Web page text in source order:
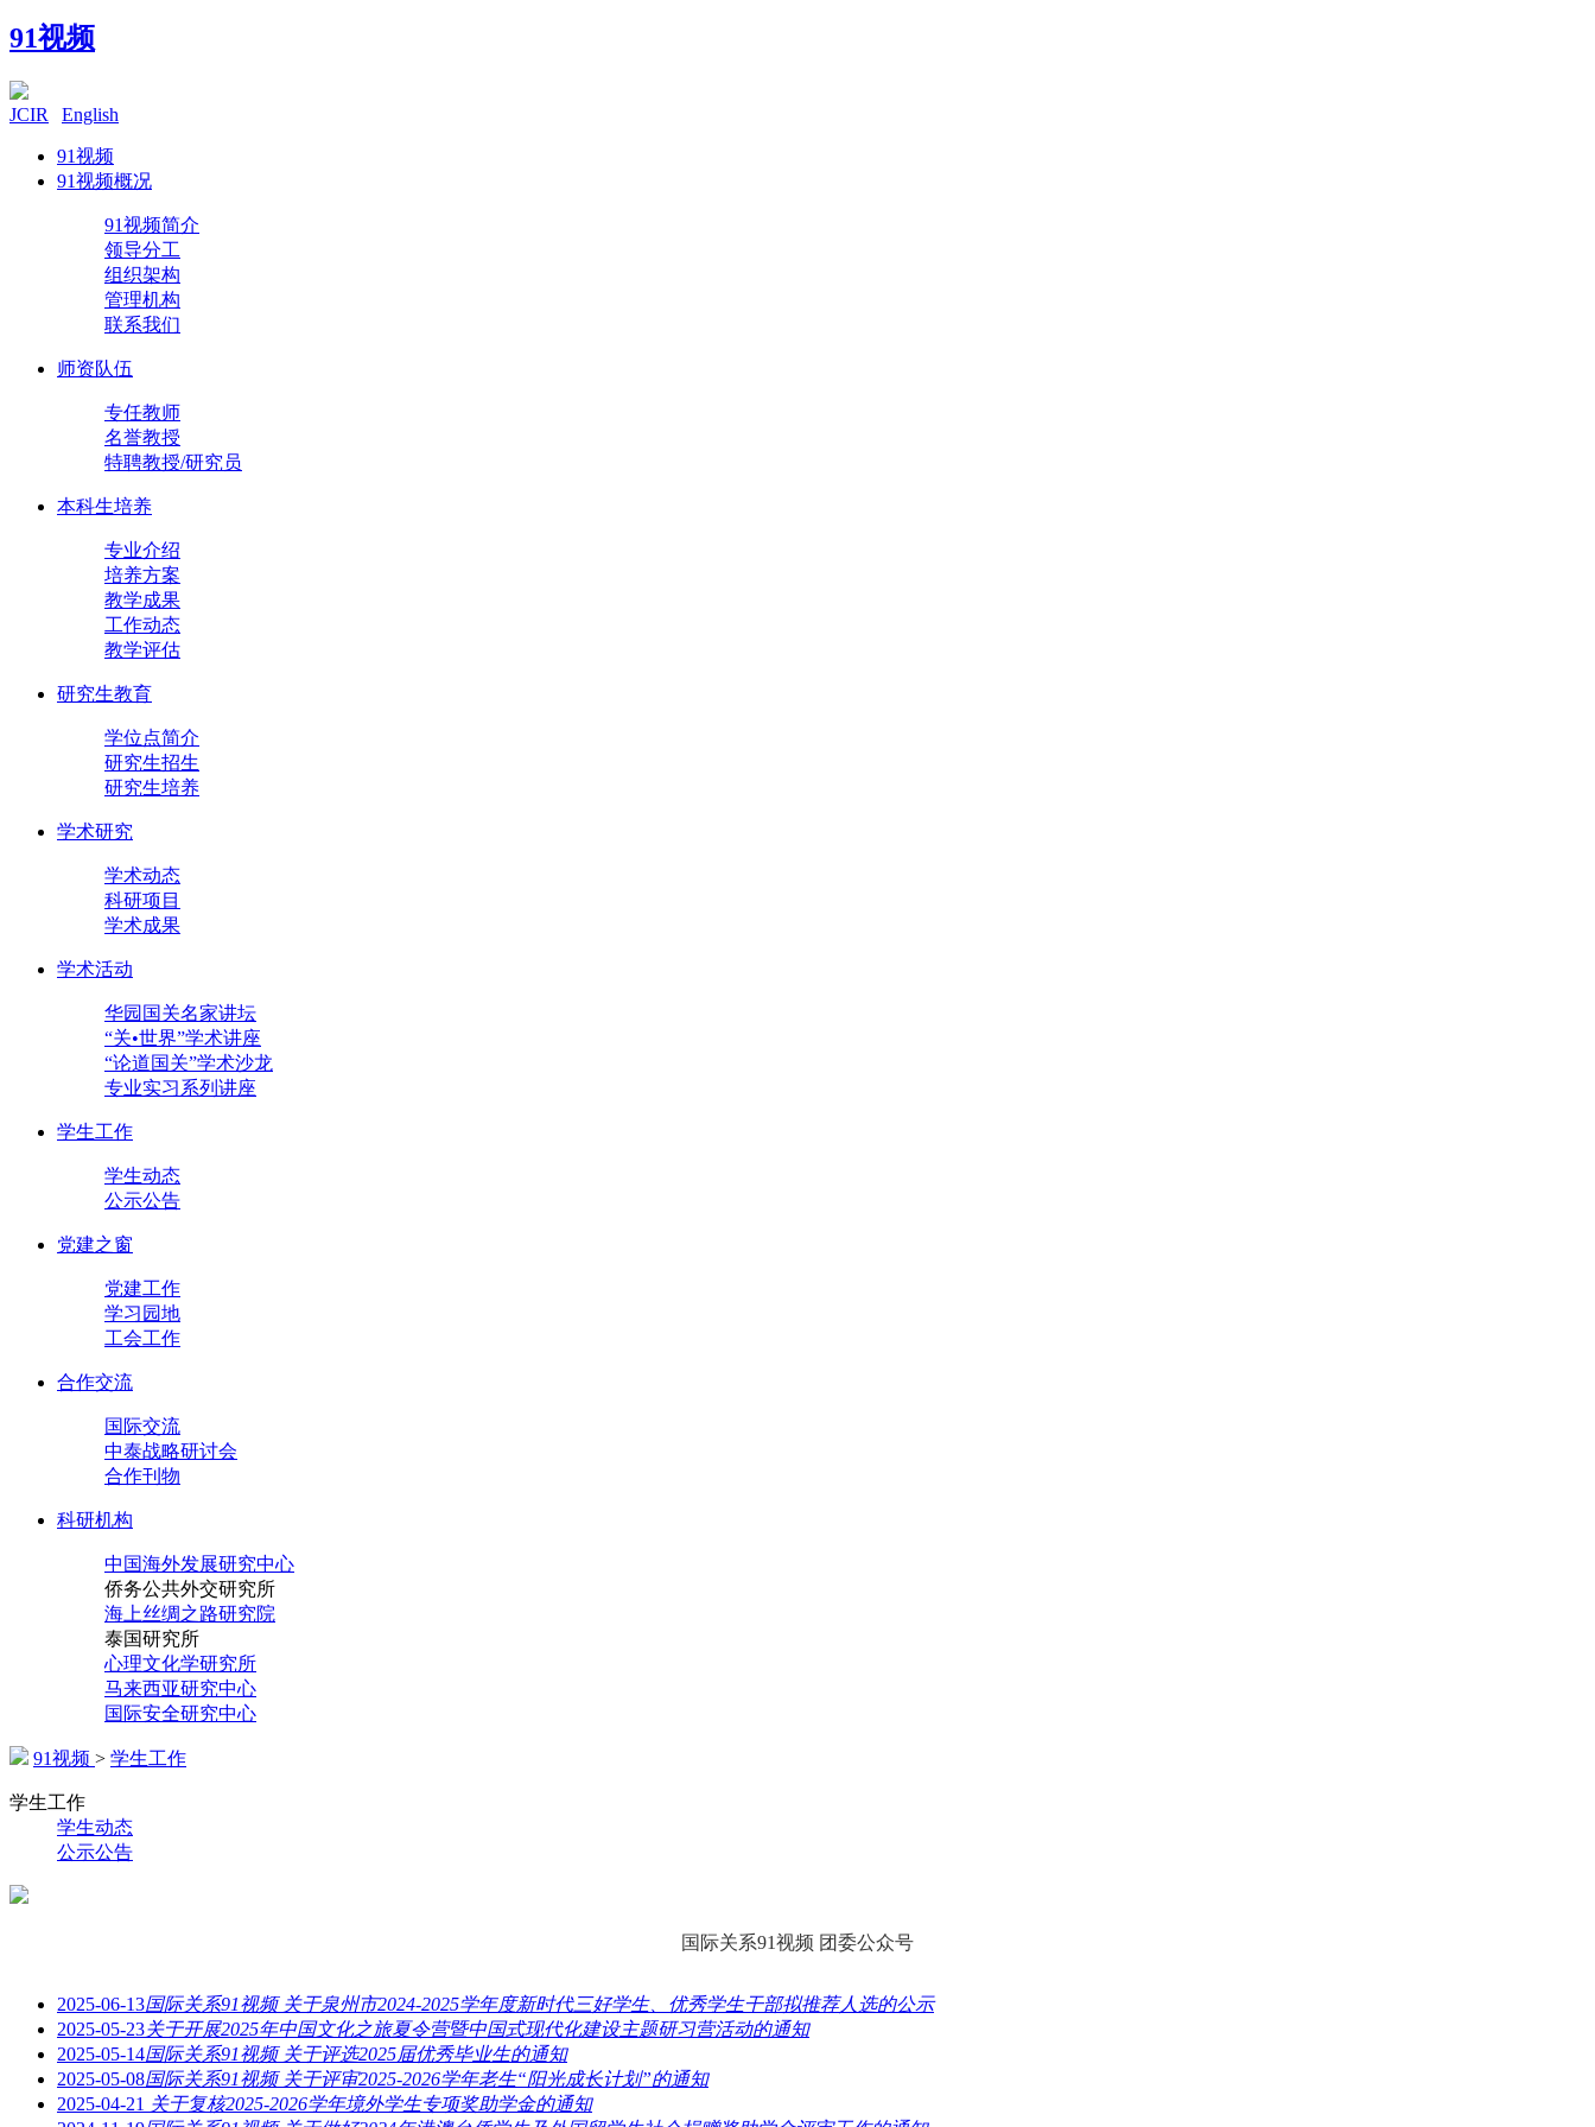
91视频
JCIR English
91视频
91视频概况
91视频简介
领导分工
组织架构
管理机构
联系我们
师资队伍
专任教师
名誉教授
特聘教授/研究员
本科生培养
专业介绍
培养方案
教学成果
工作动态
教学评估
研究生教育
学位点简介
研究生招生
研究生培养
学术研究
学术动态
科研项目
学术成果
学术活动
华园国关名家讲坛
“关•世界”学术讲座
“论道国关”学术沙龙
专业实习系列讲座
学生工作
学生动态
公示公告
党建之窗
党建工作
学习园地
工会工作
合作交流
国际交流
中泰战略研讨会
合作刊物
科研机构
中国海外发展研究中心
侨务公共外交研究所
海上丝绸之路研究院
泰国研究所
心理文化学研究所
马来西亚研究中心
国际安全研究中心
91视频 > 学生工作
学生工作
学生动态
公示公告
国际关系91视频 团委公众号
2025-06-13国际关系91视频 关于泉州市2024-2025学年度新时代三好学生、优秀学生干部拟推荐人选的公示
2025-05-23关于开展2025年中国文化之旅夏令营暨中国式现代化建设主题研习营活动的通知
2025-05-14国际关系91视频 关于评选2025届优秀毕业生的通知
2025-05-08国际关系91视频 关于评审2025-2026学年老生“阳光成长计划”的通知
2025-04-21 关于复核2025-2026学年境外学生专项奖助学金的通知